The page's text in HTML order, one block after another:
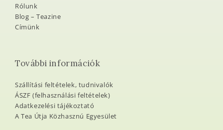
Rólunk
Blog – Teazine
Címünk
További információk
Szállítási feltételek, tudnivalók
ÁSZF (felhasználási feltételek)
Adatkezelési tájékoztató
A Tea Útja Közhasznú Egyesület